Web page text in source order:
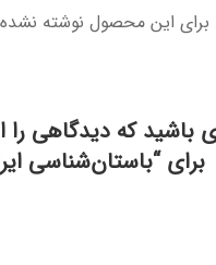
این محصول نوشته
باشید که دیدگاهی را
برای “باستان‌شناسی